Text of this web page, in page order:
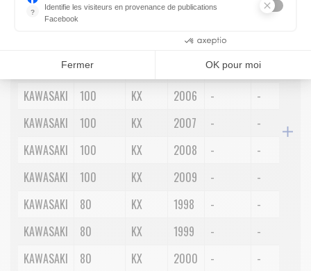
RECHERCHER
1998 -
KAWASAKI
100 - -
KAWASAKI
100 KX 2006 - -
KAWASAKI
100 KX 2007 - -
-
KAWASAKI
100 KX 2008 - -
KAWASAKI
100 KX 2009 - -
KAWASAKI
80 KX 1998 - -
KAWASAKI
80 KX 1999 - -
KAWASAKI
80 KX 2000 - -
?
Identifie les visiteurs en provenance de publications
Facebook
Fermer OK pour moi